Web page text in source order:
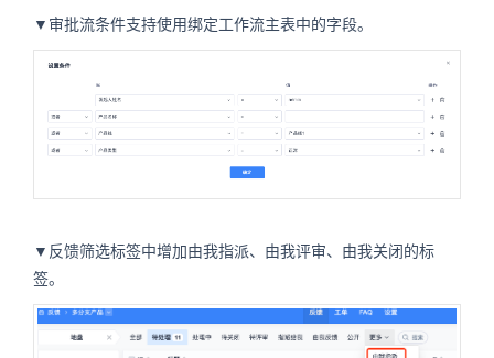
▼审批流条件支持使用绑定工作流主表中的字段。
▼反馈筛选标签中增加由我指派、由我评审、由我关闭的标
签。